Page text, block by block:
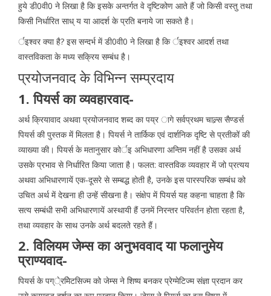
हुये डी0वी0 ने लिखा है कि इसके अन्तर्गत वे दृष्टिकोण आते हैं जो किसी वस्तु तथा
किसी निर्धारित साध् य या आदर्श के प्रति बनाये जा सकते है।
र्इश्वर क्या है? इस सन्दर्भ में डी0वी0 ने लिखा है कि र्इश्वर आदर्श तथा
वास्तविकता के मध्य सक्रिय सम्बंध है।
प्रयोजनवाद के विभिन्न सम्प्रदाय
1. पियर्स का व्यवहारवाद-
अर्थ क्रियावाद अथवा प्रयोजनवाद शब्द का पय्र ागे सर्वप्रथम चाल्र्स सैण्डर्स
पियर्स की पुस्तक में मिलता है। पियर्स ने तार्किक एवं दार्शनिक दृष्टि से प्रतीकों की
व्याख्या की। पियर्स के मतानुसार कोर्इ अभिधारणा अन्तिम नहीं है उसका अर्थ
उसके प्रभाव से निर्धारित किया जाता है। फलत: वास्तविक व्यवहार में जो प्रत्यय
अथवा अभिधारणायें एक-दूसरे से सम्बद्ध होती है, उनके इस पारस्परिक सम्बंध को
उचित अर्थ में देखना ही उन्हें सीखना है। संक्षेप में पियर्स यह कहना चाहता है कि
सत्य सम्बंधी सभी अभिधारणायें अस्थायी हैं उनमें निरन्तर परिवर्तन होता रहता है,
तथा व्यवहार के साथ उनके अर्थ बदलते रहते हैं।
2. विलियम जेम्स का अनुभववाद या फलानुमेय
प्राण्यवाद-
पियर्स के पग्े्रमेिटसिज्म को जेम्स ने शिष्य बनकर प्रेग्मेटिज्म संज्ञा प्रदान कर